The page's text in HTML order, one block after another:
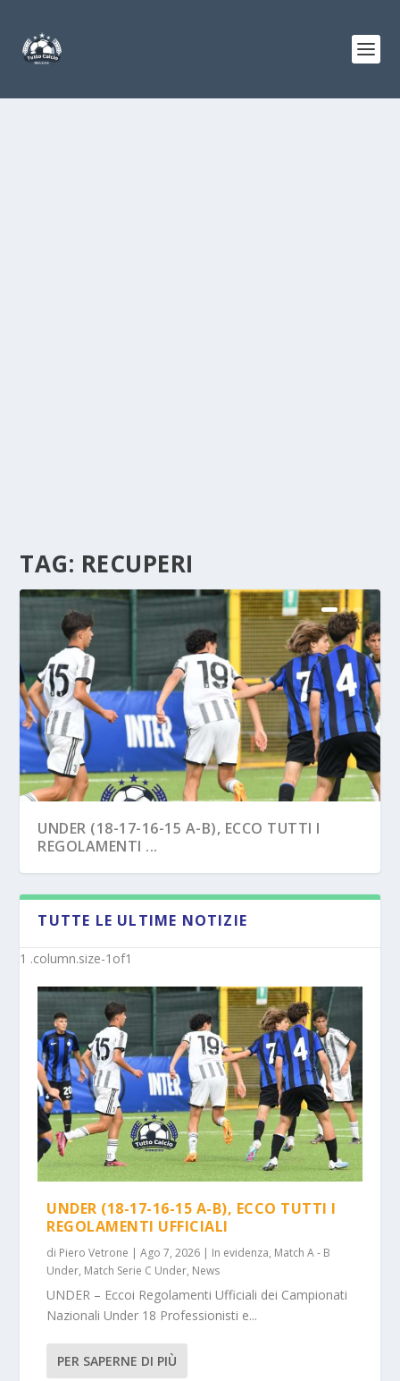
TAG: RECUPERI
UNDER (18-17-16-15 A-B), ECCO TUTTI I
REGOLAMENTI ...
NAPOLI – TRE EX BENEVENTO U17
“SVINCOL...
SAVOIA – COLPO CAPASSO PER L’UNDER 15
TUTTE LE ULTIME NOTIZIE
UNDER (18-17-16-15 A-B), ECCO TUTTI I
REGOLAMENTI UFFICIALI
di Piero Vetrone |Ago 7, 2026 | In evidenza, Match A - B
Under, Match Serie C Under, News
UNDER – Eccoi Regolamenti Ufficiali dei Campionati
Nazionali Under 18 Professionisti e...
PER SAPERNE DI PIÙ